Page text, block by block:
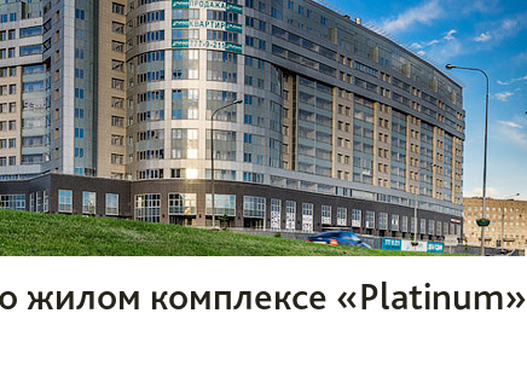
жилом комплексе «Platinum»